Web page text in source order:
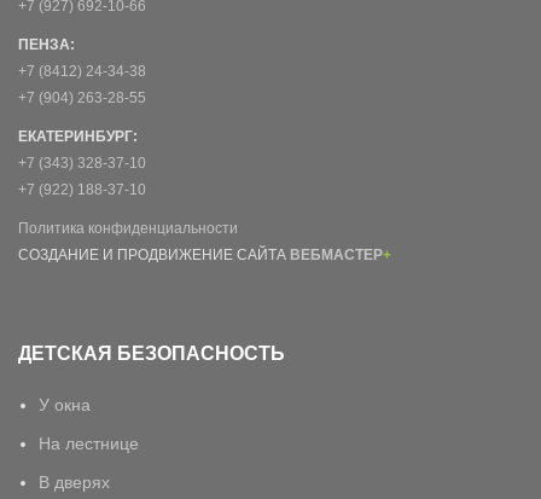
+7 (927) 692-10-66
ПЕНЗА:
+7 (8412) 24-34-38
+7 (904) 263-28-55
ЕКАТЕРИНБУРГ:
+7 (343) 328-37-10
+7 (922) 188-37-10
Политика конфиденциальности
СОЗДАНИЕ И ПРОДВИЖЕНИЕ САЙТА ВЕБМАСТЕР+
ДЕТСКАЯ БЕЗОПАСНОСТЬ
У окна
На лестнице
В дверях